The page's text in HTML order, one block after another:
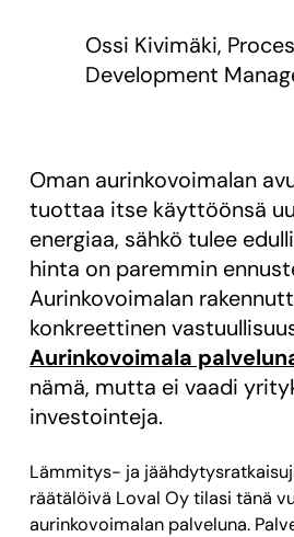
Ossi Kivimäki,
Development
Oman aurinkovoimalan
tuottaa itse käyttöönsä
energiaa, sähkö tulee
hinta on paremmin
Aurinkovoimalan
konkreettinen
Aurinkovoimala
nämä, mutta ei vaadi
investointeja.
Lämmitys- ja
räätälöivä Loval Oy tilasi tänä
aurinkovoimalan palveluna.